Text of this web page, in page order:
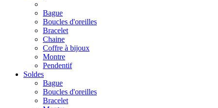
Bague
Boucles d'oreilles
Bracelet
Chaine
Coffre à bijoux
Montre
Pendentif
Soldes
Bague
Boucles d'oreilles
Bracelet